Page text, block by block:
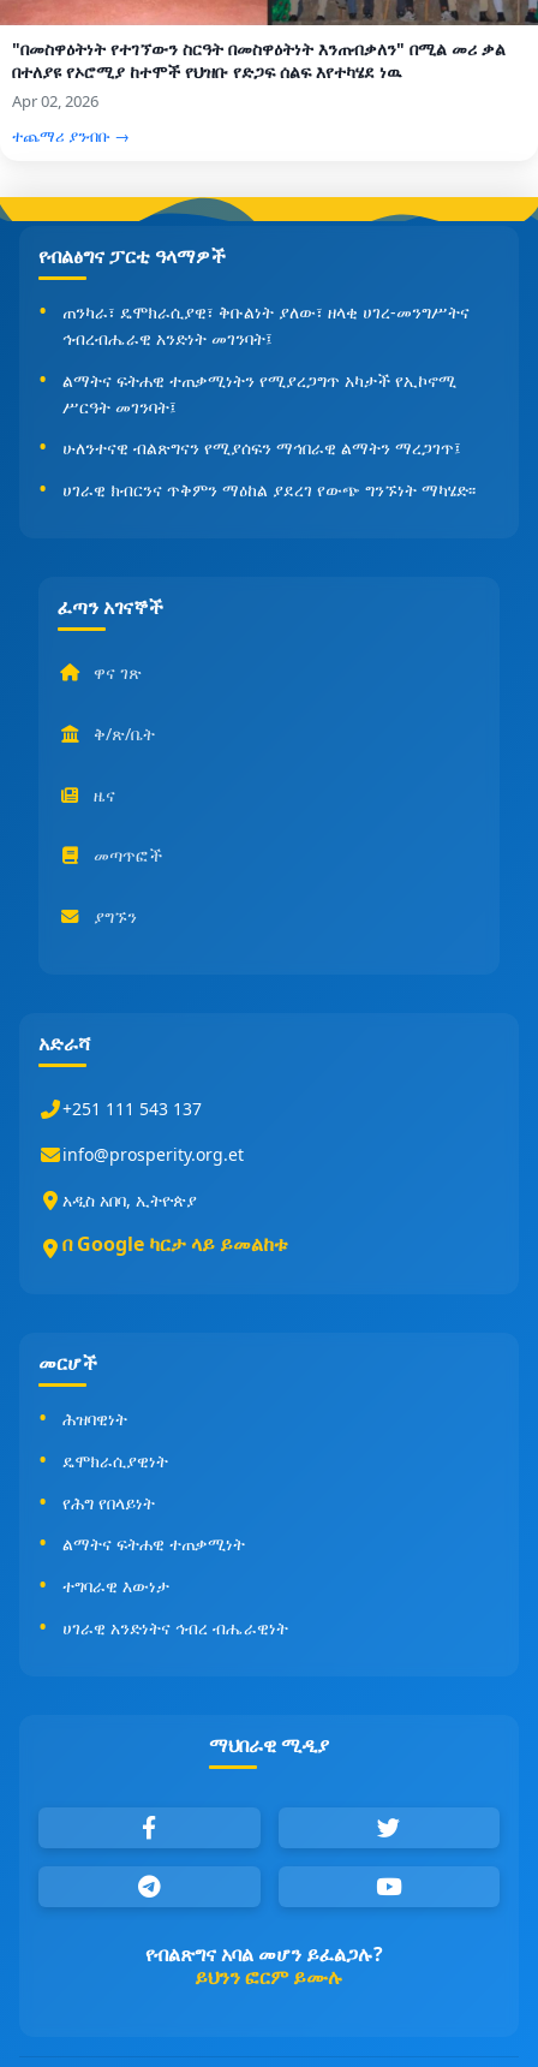
"በመስዋዕትነት የተገኘውን ስርዓት በመስዋዕትነት እንጠብቃለን" በሚል መሪ ቃል
በተለያዩ የኦሮሚያ ከተሞች የህዝቡ የድጋፍ ሰልፍ እየተካሄደ ነዉ
Apr 02, 2026
ተጨማሪ ያንብቡ →
የብልፅግና ፓርቲ ዓላማዎች
ጠንካራ፣ ዴሞክራሲያዊ፣ ቅቡልነት ያለው፣ ዘላቂ ሀገረ-መንግሥትና
ኅብረብሔራዊ አንድነት መገንባት፤
ልማትና ፍትሐዊ ተጠቃሚነትን የሚያረጋግጥ አካታች የኢኮኖሚ
ሥርዓት መገንባት፤
ሁለንተናዊ ብልጽግናን የሚያሰፍን ማኅበራዊ ልማትን ማረጋገጥ፤
ሀገራዊ ክብርንና ጥቅምን ማዕከል ያደረገ የውጭ ግንኙነት ማካሄድ፡፡
ፈጣን አገናኞች
ዋና ገጽ
ቅ/ጽ/ቤት
ዜና
መጣጥፎች
ያግኙን
አድራሻ
+251 111 543 137
info@prosperity.org.et
አዲስ አበባ, ኢትዮጵያ
በ Google ካርታ ላይ ይመልከቱ
መርሆች
ሕዝባዊነት
ዴሞክራሲያዊነት
የሕግ የበላይነት
ልማትና ፍትሐዊ ተጠቃሚነት
ተግባራዊ እውነታ
ሀገራዊ አንድነትና ኅብረ ብሔራዊነት
ማህበራዊ ሚዲያ
የብልጽግና አባል መሆን ይፈልጋሉ?
ይህንን ፎርም ይሙሉ